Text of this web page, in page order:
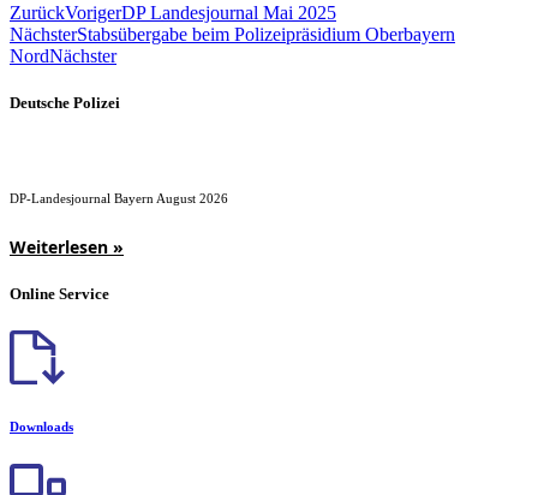
ZurückVorigerDP Landesjournal Mai 2025
NächsterStabsübergabe beim Polizeipräsidium Oberbayern
NordNächster
Deutsche Polizei
DP-Landesjournal Bayern August 2026
Weiterlesen »
Online Service
Downloads